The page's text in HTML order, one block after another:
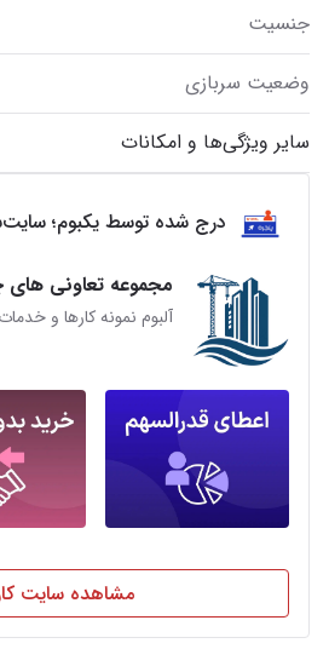
جنسیت
وضعیت سربازی
سایر ویژگی‌ها و امکانات
درج شده توسط یکبوم؛
مجموعه تعاونی های
آلبوم نمونه کارها و
مشاهده سایت